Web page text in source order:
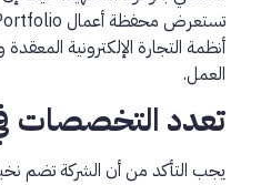
أنظمة التجارة الإلكترونية
العمل.
تعدد التخصصات
يجب التأكد من أن الشركة تضم